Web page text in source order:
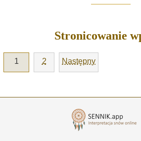
Stronicowanie
1 2 Następny